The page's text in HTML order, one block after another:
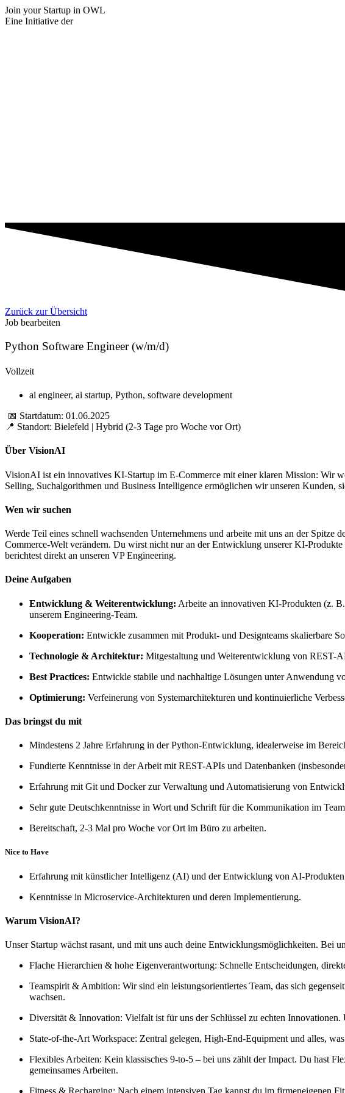
Join your Startup in OWL
Eine Initiative der
Zurück zur Übersicht
Job bearbeiten
Python Software Engineer (w/m/d)
Vollzeit
ai engineer, ai startup, Python, software development
📅 Startdatum: 01.06.2025
📍 Standort: Bielefeld | Hybrid (2-3 Tage pro Woche vor Ort)
Über VisionAI
VisionAI ist ein innovatives KI-Startup im E-Commerce mit einer klaren Mission: Wir
Selling, Suchalgorithmen und Business Intelligence ermöglichen wir unseren Kunden,
Wen wir suchen
Werde Teil eines schnell wachsenden Unternehmens und arbeite mit uns an der
Commerce-Welt verändern. Du wirst nicht nur an der Entwicklung unserer KI-
berichtest direkt an unseren VP Engineering.
Deine Aufgaben
Entwicklung & Weiterentwicklung: Arbeite an innovativen KI-Produkten (z.
unserem Engineering-Team.
Kooperation: Entwickle zusammen mit Produkt- und Designteams skalierbare
Technologie & Architektur: Mitgestaltung und Weiterentwicklung von REST-
Best Practices: Entwickle stabile und nachhaltige Lösungen unter Anwendung
Optimierung: Verfeinerung von Systemarchitekturen und kontinuierliche
Das bringst du mit
Mindestens 2 Jahre Erfahrung in der Python-Entwicklung, idealerweise im
Fundierte Kenntnisse in der Arbeit mit REST-APIs und Datenbanken
Erfahrung mit Git und Docker zur Verwaltung und Automatisierung von
Sehr gute Deutschkenntnisse in Wort und Schrift für die Kommunikation im
Bereitschaft, 2-3 Mal pro Woche vor Ort im Büro zu arbeiten.
Nice to Have
Erfahrung mit künstlicher Intelligenz (AI) und der Entwicklung von AI-
Kenntnisse in Microservice-Architekturen und deren Implementierung.
Warum VisionAI?
Unser Startup wächst rasant, und mit uns auch deine Entwicklungsmöglichkeiten. Bei
Flache Hierarchien & hohe Eigenverantwortung: Schnelle Entscheidungen,
Teamspirit & Ambition: Wir sind ein leistungsorientiertes Team, das sich
wachsen.
Diversität & Innovation: Vielfalt ist für uns der Schlüssel zu echten
State-of-the-Art Workspace: Zentral gelegen, High-End-Equipment und alles,
Flexibles Arbeiten: Kein klassisches 9-to-5 – bei uns zählt der Impact. Du hast
gemeinsames Arbeiten.
Fitness & Recharging: Nach einem intensiven Tag kannst du im firmeneigenen